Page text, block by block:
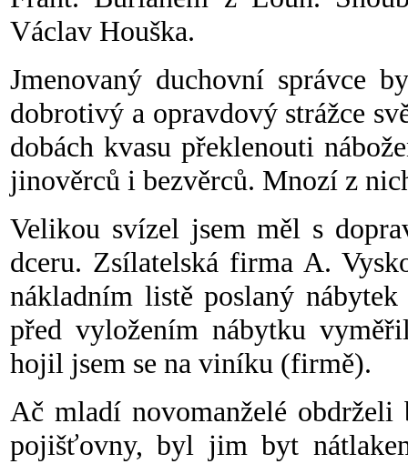
Václav Houška.
Jmenovaný duchovní správce
dobrotivý a opravdový strážce
dobách kvasu překlenouti
jinověrců i bezvěrců. Mnozí z
Velikou svízel jsem měl s
dceru. Zsílatelská firma A.
nákladním listě poslaný
před vyložením nábytku
hojil jsem se na viníku (firmě).
Ač mladí novomanželé obdrželi
pojišťovny, byl jim byt